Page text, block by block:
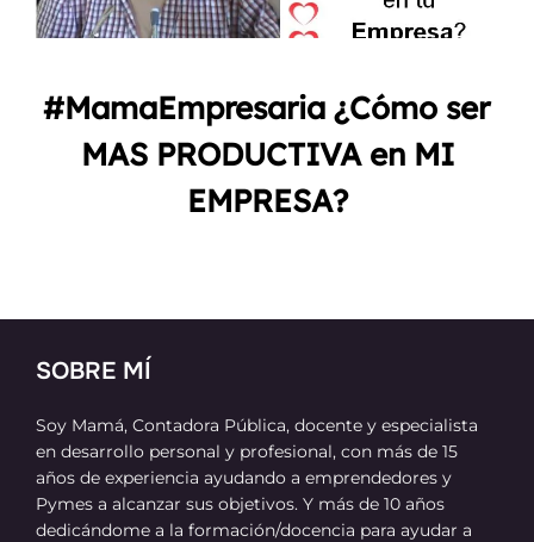
#MamaEmpresaria ¿Cómo ser
MAS PRODUCTIVA en MI
EMPRESA?
SOBRE MÍ
Soy Mamá, Contadora Pública, docente y especialista
en desarrollo personal y profesional, con más de 15
años de experiencia ayudando a emprendedores y
Pymes a alcanzar sus objetivos. Y más de 10 años
dedicándome a la formación/docencia para ayudar a